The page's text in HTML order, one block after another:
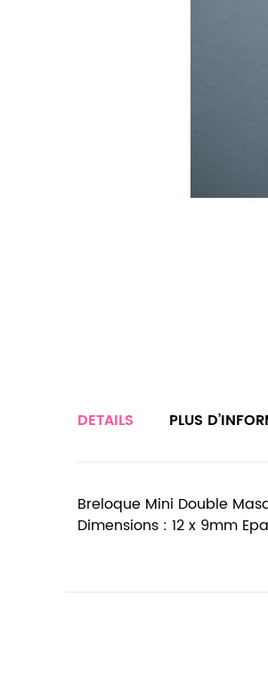
DETAILS
Breloque Mini Double
Dimensions : 12 x 9mm
PLUS